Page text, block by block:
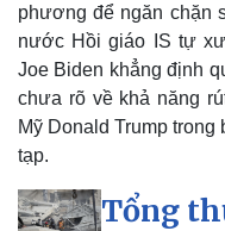
Thế giới
Quan sát
Cuộc sống đó đây
Hồ sơ
phương để ngăn chặn
nước Hồi giáo IS tự
Joe Biden khẳng định
chưa rõ về khả năng
Mỹ Donald Trump
tạp.
Tổng